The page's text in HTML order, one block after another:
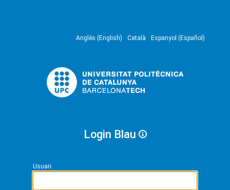
Anglès (English) Català Espanyol (Español)
Login Blau
Usuari